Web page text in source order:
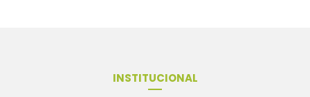
INSTITUCIONAL